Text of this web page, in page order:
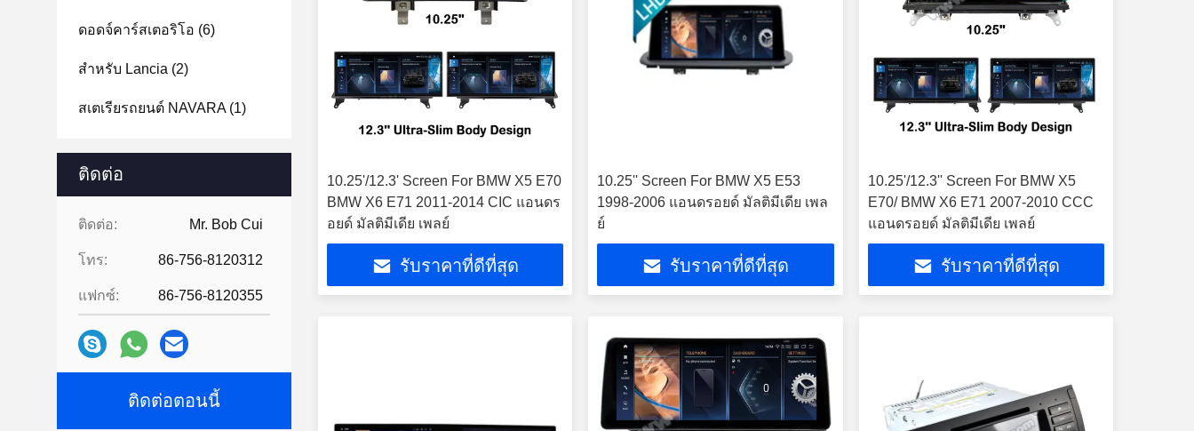
ดอดจ์คาร์สเตอริโอ (6)
สําหรับ Lancia (2)
สเตเรียรถยนต์ NAVARA(1)
ติดต่อ
ติดต่อ: Mr. Bob Cui
โทร: 86-756-8120312
แฟกซ์: 86-756-8120355
ติดต่อตอนนี้
10.25'/12.3' Screen For BMW X5 E70
BMW X6 E71 2011-2014 CIC แอนดร
อยด์ มัลติมีเดีย เพลย์
รับราคาที่ดีที่สุด
10.25'' Screen For BMW X5 E53
1998-2006 แอนดรอยด์ มัลติมีเดีย เพล
ย์
รับราคาที่ดีที่สุด
10.25'/12.3'' Screen For BMW X5
E70/ BMW X6 E71 2007-2010 CCC
แอนดรอยด์ มัลติมีเดีย เพลย์
รับราคาที่ดีที่สุด